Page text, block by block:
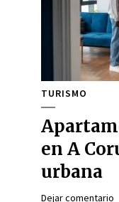
TURISMO
en A
urbana
Dejar comentario